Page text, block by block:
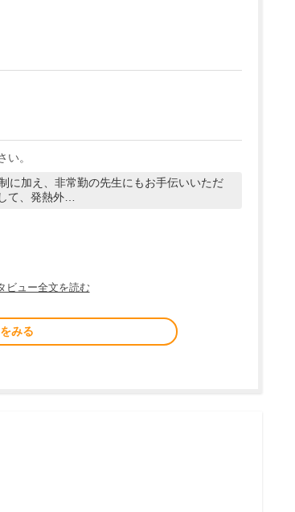
い。
に加え、非常勤の先生にもお手伝いいただ
て、発熱外…
ビュー全文を読む
みる